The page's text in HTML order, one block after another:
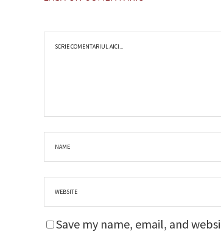
Save my name, email, and